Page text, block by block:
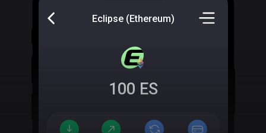
Eclipse (Ethereum)
100 ES